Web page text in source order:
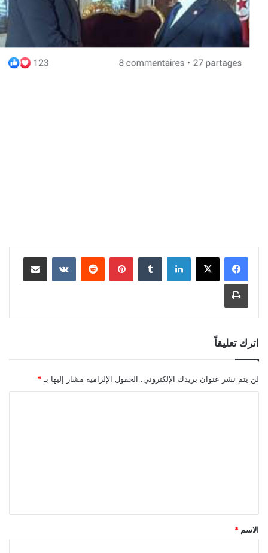
لينكدإن بينتيريست مشاركة عبر البريد
طباعة
اترك تعليقاً
لن يتم نشر عنوان بريدك الإلكتروني. الحقول الإلزامية مشار إليها بـ *
*
الاسم *